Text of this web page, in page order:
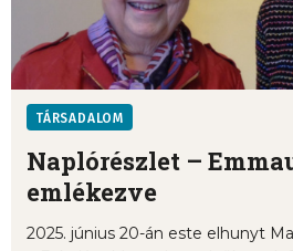
TÁRSADALOM
Naplórészlet –
emlékezve
2025. június 20-án este elhunyt